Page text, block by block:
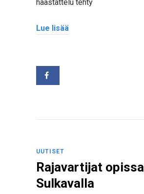
haastattelu tehty
Lue lisää
UUTISET
Rajavartijat opissa
Sulkavalla